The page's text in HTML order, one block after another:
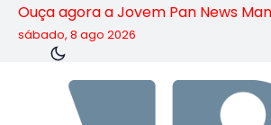
Ouça agora a Jovem Pan News
sábado, 8 ago 2026